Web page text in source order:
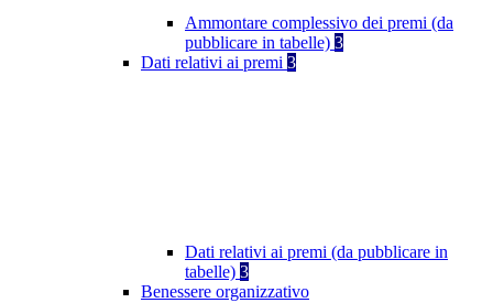
Ammontare complessivo dei premi (da
pubblicare in tabelle) 3
Dati relativi ai premi 3
Dati relativi ai premi (da pubblicare in
tabelle) 3
Benessere organizzativo